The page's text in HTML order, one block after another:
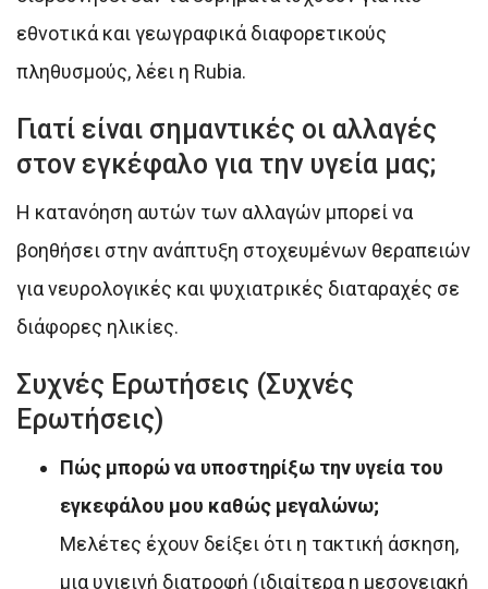
εθνοτικά και γεωγραφικά διαφορετικούς
πληθυσμούς, λέει η Rubia.
Γιατί είναι σημαντικές οι αλλαγές
στον εγκέφαλο για την υγεία μας;
Η κατανόηση αυτών των αλλαγών μπορεί να
βοηθήσει στην ανάπτυξη στοχευμένων θεραπειών
για νευρολογικές και ψυχιατρικές διαταραχές σε
διάφορες ηλικίες.
Συχνές Ερωτήσεις (Συχνές
Ερωτήσεις)
Πώς μπορώ να υποστηρίξω την υγεία του
εγκεφάλου μου καθώς μεγαλώνω;
Μελέτες έχουν δείξει ότι η τακτική άσκηση,
μια υγιεινή διατροφή (ιδιαίτερα η μεσογειακή